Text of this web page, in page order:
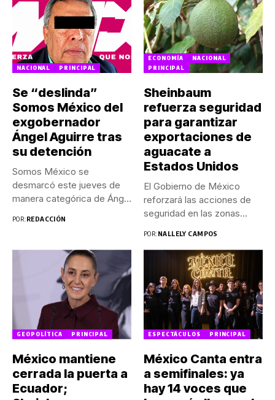
NACIONAL PRINCIPAL
Se “deslinda”
Somos México del
exgobernador
Ángel Aguirre tras
su detención
Somos México se
desmarcó este jueves de
manera categórica de Ángel
POR:REDACCIÓN
ECONOMÍA
NACIONAL
PRINCIPAL
Sheinbaum
refuerza seguridad
para garantizar
exportaciones de
aguacate a
Estados Unidos
El Gobierno de México
reforzará las acciones de
seguridad en las zonas...
POR:NALLELY CAMPOS
GEOPOLÍTICA PRINCIPAL
México mantiene
cerrada la puerta a
Ecuador;
ESPECTÁCULOS PRINCIPAL
México Canta entra
a semifinales: ya
hay 14 voces que